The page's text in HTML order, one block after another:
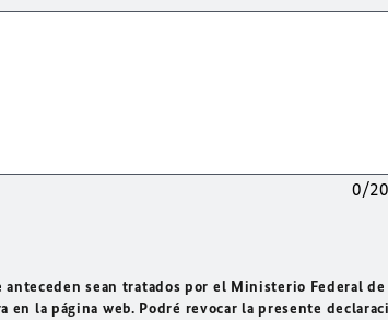
0/
sean tratados por el Ministerio Federal de
la página web. Podré revocar la presente